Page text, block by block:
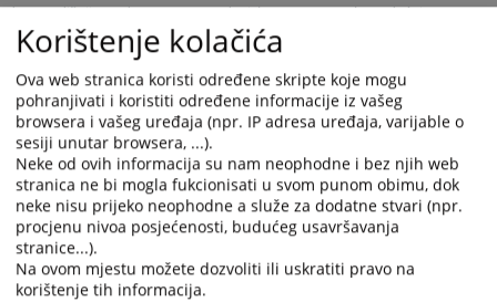
dugogodišnjim radom u pravosuđu, iskustvom na rukovodećoj
poziciji, iskustvom na poziciji člana Visokog sudskog i tužilačkog
savjeta BiH, stručnim i ličnim kapacitetom i integritetom mogu
kvalitetno odgovoriti svim zadacima i izazovima koji se stavljaju pred
ovu vrlo zahtjevnu poziciju.
Kao glavni republički javni tužilac svojim ličnim primjerom dobrog
integriteta, etičkog ponašanja i poštovanjem zakona, postupaću
isključivo u interesu građana i izgradnji njihovog povjerenja u sistem
pravosuđa.
Korištenje kolačića
Ova web stranica koristi određene skripte koje mogu
pohranjivati i koristiti određene informacije iz vašeg
browsera i vašeg uređaja (npr. IP adresa uređaja, varijable o
sesiji unutar browsera, ...).
Neke od ovih informacija su nam neophodne i bez njih web
stranica ne bi mogla fukcionisati u svom punom obimu, dok
neke nisu prijeko neophodne a služe za dodatne stvari (npr.
procjenu nivoa posjećenosti, budućeg usavršavanja
stranice...).
Na ovom mjestu možete dozvoliti ili uskratiti pravo na
korištenje tih informacija.